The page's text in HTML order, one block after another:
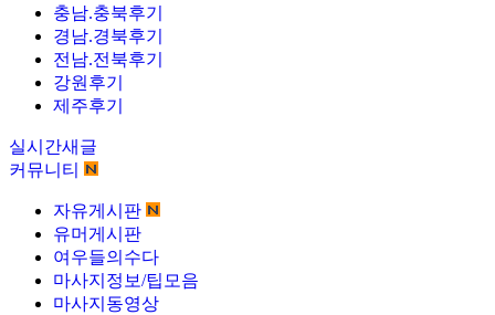
충남.충북후기
경남.경북후기
전남.전북후기
강원후기
제주후기
실시간새글
커뮤니티
자유게시판
유머게시판
여우들의수다
마사지정보/팁모음
마사지동영상